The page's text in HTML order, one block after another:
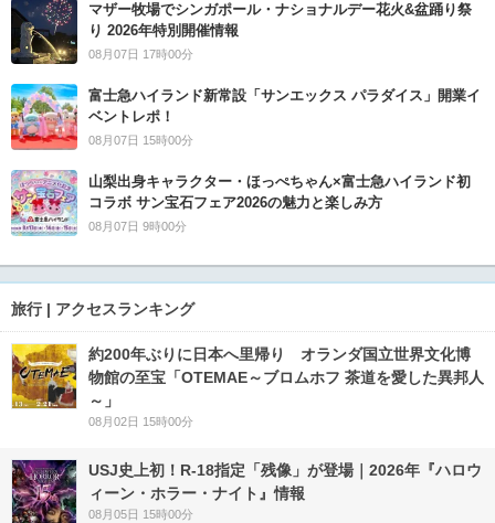
マザー牧場でシンガポール・ナショナルデー花火&盆踊り祭
り 2026年特別開催情報
08月07日 17時00分
富士急ハイランド新常設「サンエックス パラダイス」開業イ
ベントレポ！
08月07日 15時00分
山梨出身キャラクター・ほっぺちゃん×富士急ハイランド初
コラボ サン宝石フェア2026の魅力と楽しみ方
08月07日 9時00分
旅行 | アクセスランキング
約200年ぶりに日本へ里帰り オランダ国立世界文化博
物館の至宝「OTEMAE～ブロムホフ 茶道を愛した異邦人
～」
08月02日 15時00分
USJ史上初！R-18指定「残像」が登場｜2026年『ハロウ
ィーン・ホラー・ナイト』情報
08月05日 15時00分